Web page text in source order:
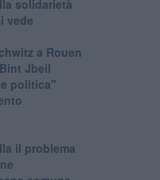
solidarietà
vede
a Rouen
Jbeil
politica"
il problema